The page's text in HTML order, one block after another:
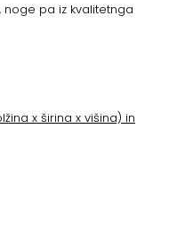
noge pa iz kvalitetnga
x širina x višina) in